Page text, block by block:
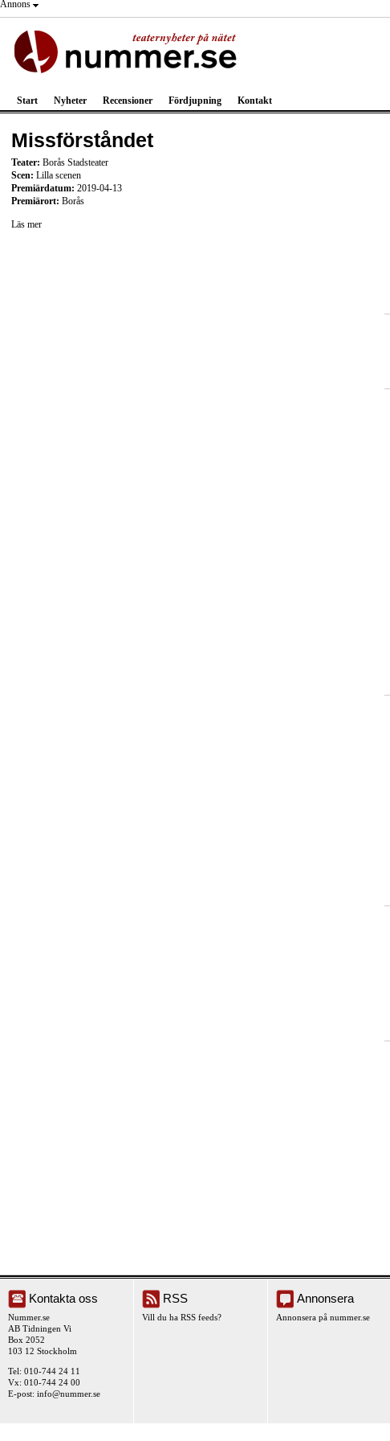
Annons
Start Nyheter Recensioner Fördjupning Kontakt
Missförståndet
Teater: Borås Stadsteater
Scen: Lilla scenen
Premiärdatum: 2019-04-13
Premiärort: Borås
Läs mer
Kontakta oss
Nummer.se
AB Tidningen Vi
Box 2052
103 12 Stockholm
Tel: 010-744 24 11
Vx: 010-744 24 00
E-post: info@nummer.se
RSS
Vill du ha RSS feeds?
Annonsera
Annonsera på nummer.se